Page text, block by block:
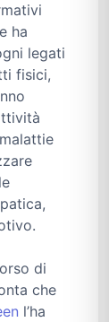
ha
legati
fisici,
di
che
l’ha